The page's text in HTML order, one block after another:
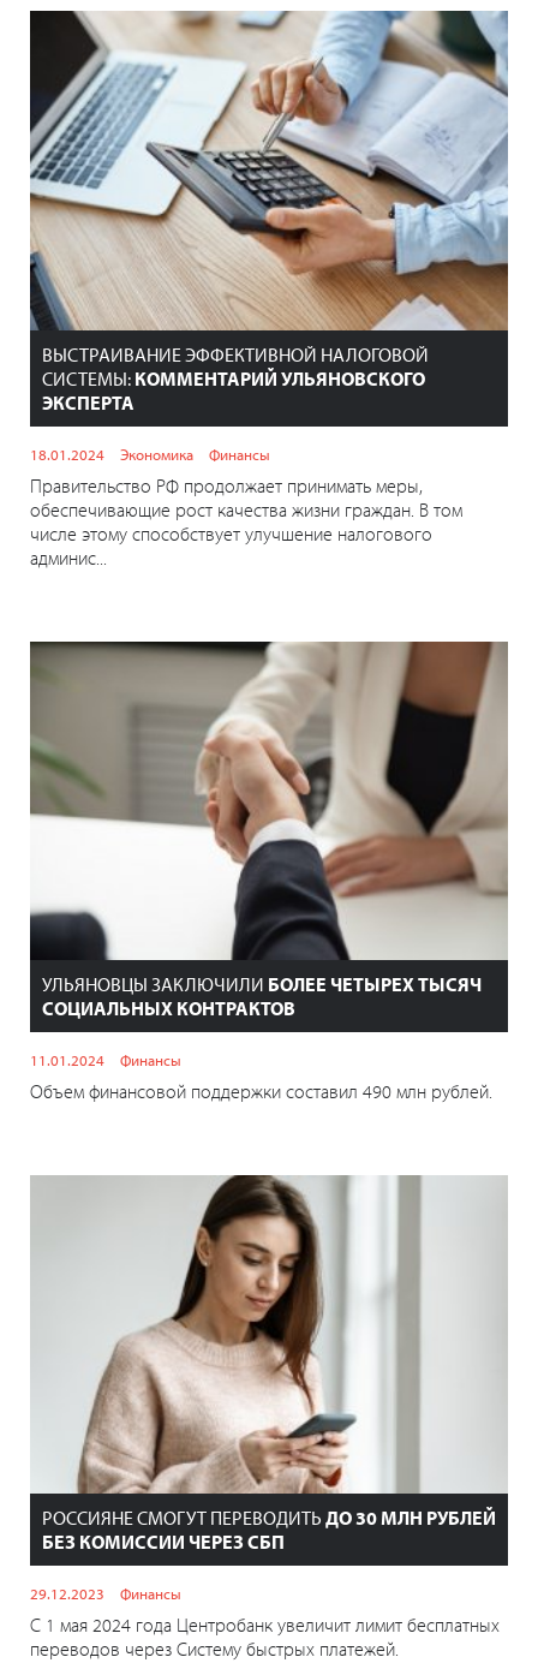
ВЫСТРАИВАНИЕ ЭФФЕКТИВНОЙ НАЛОГОВОЙ
СИСТЕМЫ: КОММЕНТАРИЙ УЛЬЯНОВСКОГО
ЭКСПЕРТА
18.01.2024 Экономика Финансы
Правительство РФ продолжает принимать меры,
обеспечивающие рост качества жизни граждан. В том
числе этому способствует улучшение налогового
админис...
УЛЬЯНОВЦЫ ЗАКЛЮЧИЛИ БОЛЕЕ ЧЕТЫРЕХ ТЫСЯЧ
СОЦИАЛЬНЫХ КОНТРАКТОВ
11.01.2024 Финансы
Объем финансовой поддержки составил 490 млн рублей.
РОССИЯНЕ СМОГУТ ПЕРЕВОДИТЬ ДО 30 МЛН РУБЛЕЙ
БЕЗ КОМИССИИ ЧЕРЕЗ СБП
29.12.2023 Финансы
С 1 мая 2024 года Центробанк увеличит лимит бесплатных
переводов через Систему быстрых платежей.